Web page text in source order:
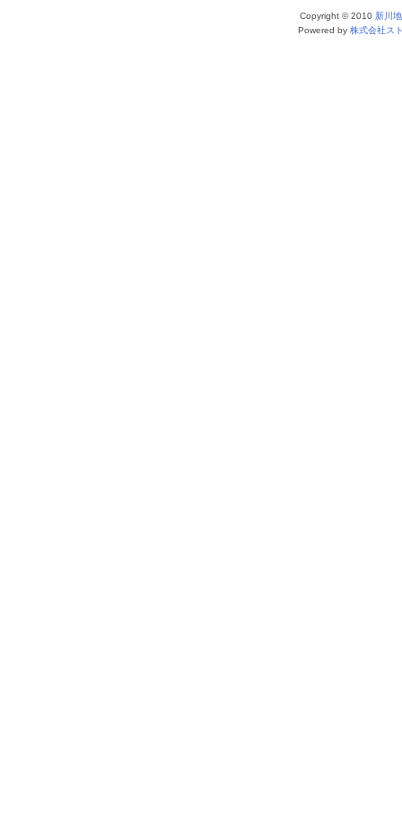
Copyright © 2010 新川
Powered by 株式会社ス